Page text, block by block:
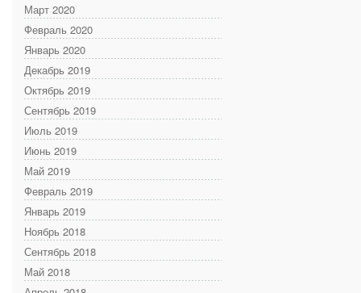
Март 2020
Февраль 2020
Январь 2020
Декабрь 2019
Октябрь 2019
Сентябрь 2019
Июль 2019
Июнь 2019
Май 2019
Февраль 2019
Январь 2019
Ноябрь 2018
Сентябрь 2018
Май 2018